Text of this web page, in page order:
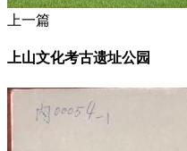
上一篇
上山文化考古遗址公园